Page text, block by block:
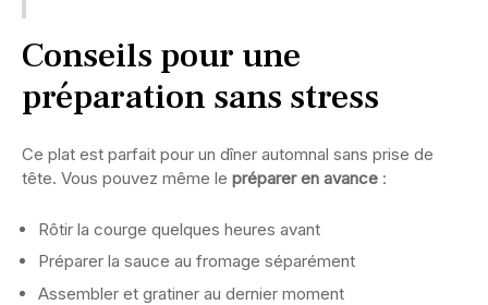
Conseils pour une
préparation sans stress
Ce plat est parfait pour un dîner automnal sans prise de
tête. Vous pouvez même le préparer en avance :
Rôtir la courge quelques heures avant
Préparer la sauce au fromage séparément
Assembler et gratiner au dernier moment